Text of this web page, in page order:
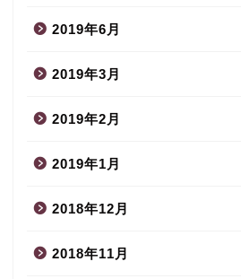
2019年6月
2019年3月
2019年2月
2019年1月
2018年12月
2018年11月